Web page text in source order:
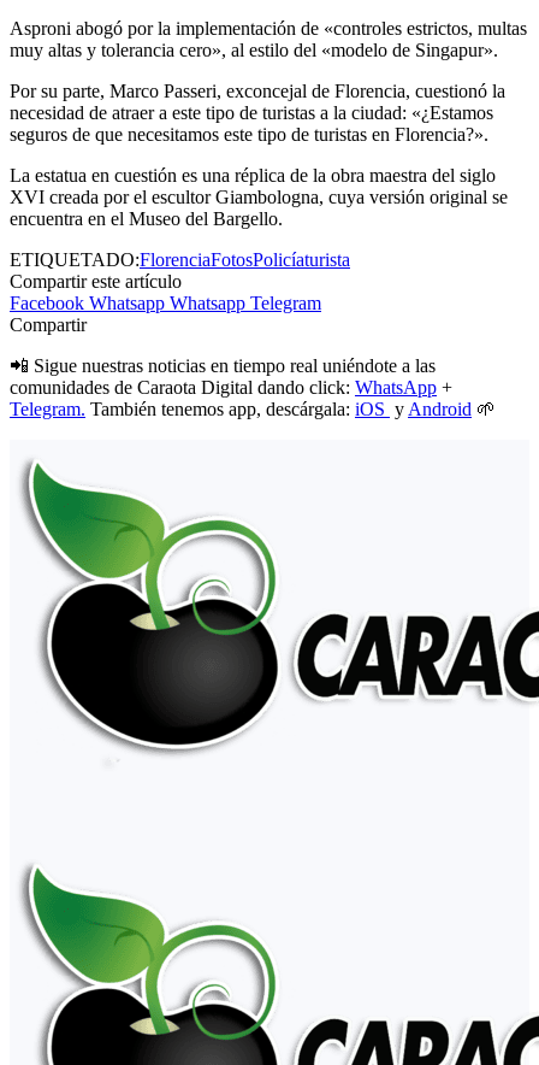
Asproni abogó por la implementación de «controles estrictos, multas
muy altas y tolerancia cero», al estilo del «modelo de Singapur».
Por su parte, Marco Passeri, exconcejal de Florencia, cuestionó la
necesidad de atraer a este tipo de turistas a la ciudad: «¿Estamos
seguros de que necesitamos este tipo de turistas en Florencia?».
La estatua en cuestión es una réplica de la obra maestra del siglo
XVI creada por el escultor Giambologna, cuya versión original se
encuentra en el Museo del Bargello.
ETIQUETADO:FlorenciaFotosPolicíaturista
Compartir este artículo
Facebook Whatsapp Whatsapp Telegram
Compartir
📲 Sigue nuestras noticias en tiempo real uniéndote a las
comunidades de Caraota Digital dando click: WhatsApp +
Telegram. También tenemos app, descárgala: iOS y Android 🌱